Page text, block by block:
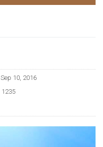
Sep 10, 2016
1235